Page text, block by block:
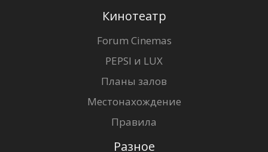
Кинотеатр
Forum Cinemas
PEPSI и LUX
Планы залов
Местонахождение
Правила
Разное